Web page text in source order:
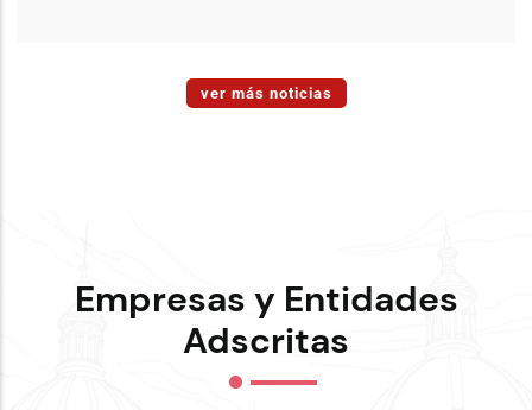
ver más noticias
Empresas y Entidades
Adscritas